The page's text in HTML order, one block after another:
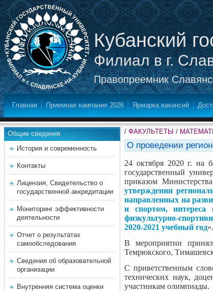
Кубанский
Филиал в г.
Правопреемник
Главная Приемная кампания 2026 Ярмарка вакансий
Общие сведения
История и современность
Контакты
Лицензия, Свидетельство о
государственной аккредитации
Мониторинг эффективности
деятельности
Отчет о результатах
самообследования
Сведения об образовательной
организации
Внутренняя система оценки
/ ФАКУЛЬТЕТЫ /
О проведении
24 октября 2020 г. на
государственный
приказом
утверждении
направленных на
и спортом, интереса
физкультурно-
2020-2021 учебный год».
В мероприятии
Темрюкского,
С приветственным
технических наук,
участникам олимпиады.